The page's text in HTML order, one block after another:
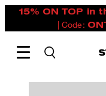
15% ON TOP in
| Code: